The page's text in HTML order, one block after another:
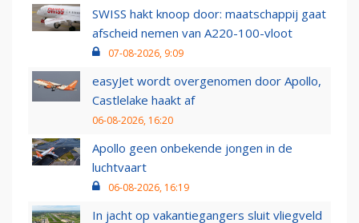
SWISS hakt knoop door: maatschappij gaat
afscheid nemen van A220-100-vloot
07-08-2026, 9:09
easyJet wordt overgenomen door Apollo,
Castlelake haakt af
06-08-2026, 16:20
Apollo geen onbekende jongen in de
luchtvaart
06-08-2026, 16:19
In jacht op vakantiegangers sluit vliegveld